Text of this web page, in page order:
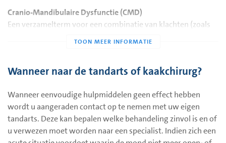
Cranio-Mandibulaire Dysfunctie (CMD)
Een verzamelterm voor een combinatie van klachten (zoals
na een langdurige kaakchirurgische of tandheelkundige
kauwspier (musculus masseter) is dan lang gerekt geweest
en reageert later met krampen waardoor er tijdelijk een
beperkte mondopening optreedt (trismus).
Arthrose
Wanneer naar de tandarts of kaakchirurg?
Wanneer eenvoudige hulpmiddelen geen effect hebben
wordt u aangeraden contact op te nemen met uw eigen
tandarts. Deze kan bepalen welke behandeling zinvol is en of
u verwezen moet worden naar een specialist. Indien zich een